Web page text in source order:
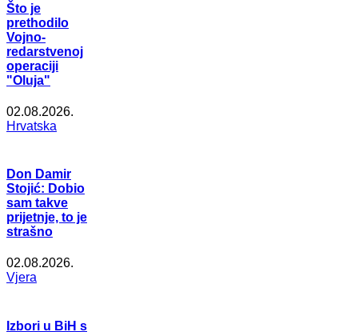
Što je
prethodilo
Vojno-
redarstvenoj
operaciji
"Oluja"
02.08.2026.
Hrvatska
Don Damir
Stojić: Dobio
sam takve
prijetnje, to je
strašno
02.08.2026.
Vjera
Izbori u BiH s